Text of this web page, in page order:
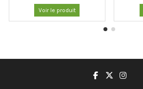
Voir le produit